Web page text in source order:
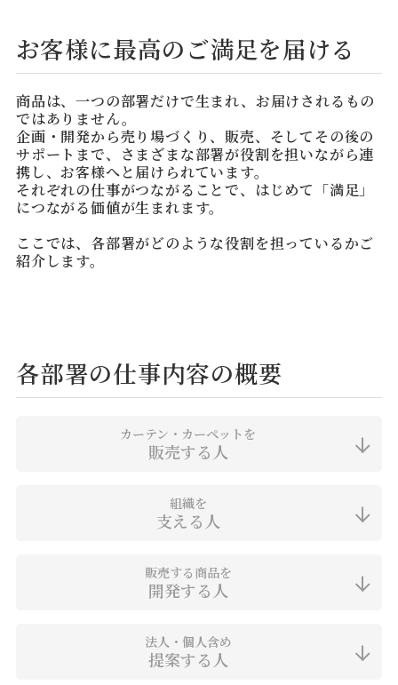
製品をさがす
店舗をさがす
私たちのこだわり
お問い合わせ
お気に入りリスト
お見積り来店予約はこちら
お客様に最高のご満足を届ける
商品は、一つの部署だけで生まれ、お届けされるもの
ではありません。
企画・開発から売り場づくり、販売、そしてその後の
サポートまで、さまざまな部署が役割を担いながら連
携し、お客様へと届けられています。
それぞれの仕事がつながることで、はじめて「満足」
につながる価値が生まれます。
ここでは、各部署がどのような役割を担っているかご
紹介します。
各部署の仕事内容の概要
カーテン・カーペットを
販売する人
組織を
支える人
販売する商品を
開発する人
法人・個人含め
提案する人